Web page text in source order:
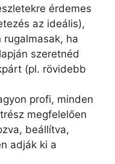
érdemes
az ideális),
ha
szeretnéd
(pl. rövidebb
profi, minden
megfelelően
beállítva,
adják ki a